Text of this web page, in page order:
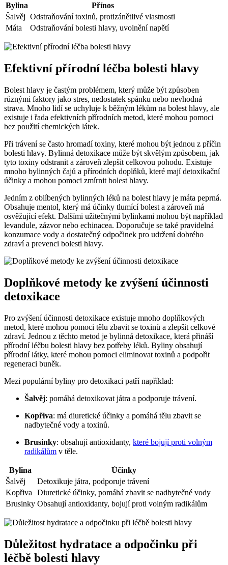
Bylina
Přínos
Šalvěj Odstraňování toxinů, protizánětlivé vlastnosti
Máta
Odstraňování bolesti hlavy, uvolnění napětí
Efektivní přírodní léčba bolesti hlavy
Bolest hlavy je častým problémem, který může být způsoben
různými faktory jako stres, nedostatek spánku nebo nevhodná
strava. Mnoho lidí se uchyluje k běžným lékům na bolest hlavy, ale
existuje i řada efektivních přírodních metod, které mohou pomoci
bez použití chemických látek.
Při trávení se často hromadí toxiny, které mohou být jednou z příčin
bolesti hlavy. Bylinná detoxikace může být skvělým způsobem, jak
tyto toxiny odstranit a zároveň zlepšit celkovou pohodu. Existuje
mnoho bylinných čajů a přírodních doplňků, které mají detoxikační
účinky a mohou pomoci zmírnit bolest hlavy.
Jedním z oblíbených bylinných léků na bolest hlavy je máta peprná.
Obsahuje mentol, který má účinky tlumící bolest a zároveň má
osvěžující efekt. Dalšími užitečnými bylinkami mohou být například
levandule, zázvor nebo echinacea. Doporučuje se také pravidelná
konzumace vody a dostatečný odpočinek pro udržení dobrého
zdraví a prevenci bolesti hlavy.
Doplňkové metody ke zvýšení účinnosti
detoxikace
Pro zvýšení účinnosti detoxikace existuje mnoho doplňkových
metod, které mohou pomoci tělu zbavit se toxinů a zlepšit celkové
zdraví. Jednou z těchto metod je bylinná detoxikace, která přináší
přírodní léčbu bolesti hlavy bez potřeby léků. Byliny obsahují
přírodní látky, které mohou pomoci eliminovat toxinů a podpořit
regeneraci buněk.
Mezi populární byliny pro detoxikaci patří například:
Šalvěj: pomáhá detoxikovat játra a podporuje trávení.
Kopřiva: má diuretické účinky a pomáhá tělu zbavit se
nadbytečné vody a toxinů.
Brusinky: obsahují antioxidanty, které bojují proti volným
radikálům v těle.
Bylina
Účinky
Šalvěj
Detoxikuje játra, podporuje trávení
Kopřiva
Diuretické účinky, pomáhá zbavit se nadbytečné vody
Brusinky Obsahují antioxidanty, bojují proti volným radikálům
Důležitost hydratace a odpočinku při
léčbě bolesti hlavy